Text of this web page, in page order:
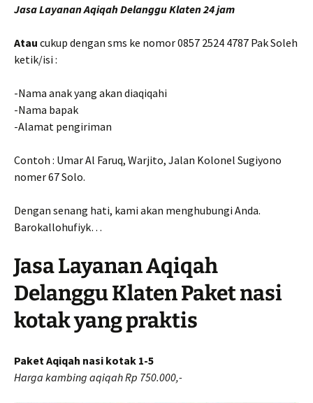
Jasa Layanan Aqiqah Delanggu Klaten 24 jam
Atau cukup dengan sms ke nomor 0857 2524 4787 Pak Soleh
ketik/isi :
-Nama anak yang akan diaqiqahi
-Nama bapak
-Alamat pengiriman
Contoh : Umar Al Faruq, Warjito, Jalan Kolonel Sugiyono
nomer 67 Solo.
Dengan senang hati, kami akan menghubungi Anda.
Barokallohufiyk…
Jasa Layanan Aqiqah
Delanggu Klaten Paket nasi
kotak yang praktis
Paket Aqiqah nasi kotak 1-5
Harga kambing aqiqah Rp 750.000,-